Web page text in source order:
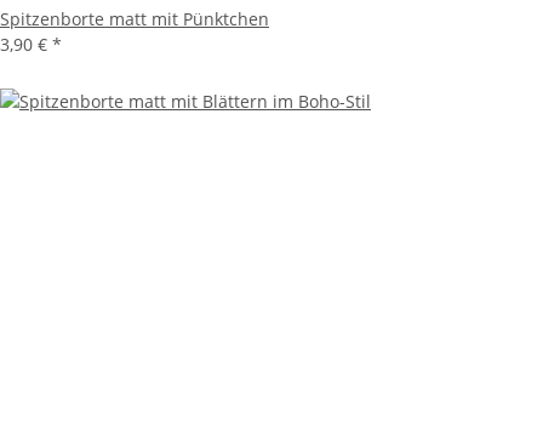
Spitzenborte matt mit Pünktchen
3,90 € *